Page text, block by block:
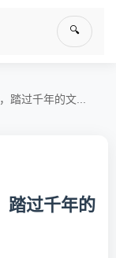
🔍
踏过千年的文...
踏过千年的